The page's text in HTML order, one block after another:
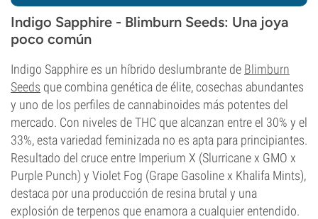
Indigo Sapphire - Blimburn Seeds: Una joya
poco común
Indigo Sapphire es un híbrido deslumbrante de Blimburn
Seeds que combina genética de élite, cosechas abundantes
y uno de los perfiles de cannabinoides más potentes del
mercado. Con niveles de THC que alcanzan entre el 30% y el
33%, esta variedad feminizada no es apta para principiantes.
Resultado del cruce entre Imperium X (Slurricane x GMO x
Purple Punch) y Violet Fog (Grape Gasoline x Khalifa Mints),
destaca por una producción de resina brutal y una
explosión de terpenos que enamora a cualquier entendido.